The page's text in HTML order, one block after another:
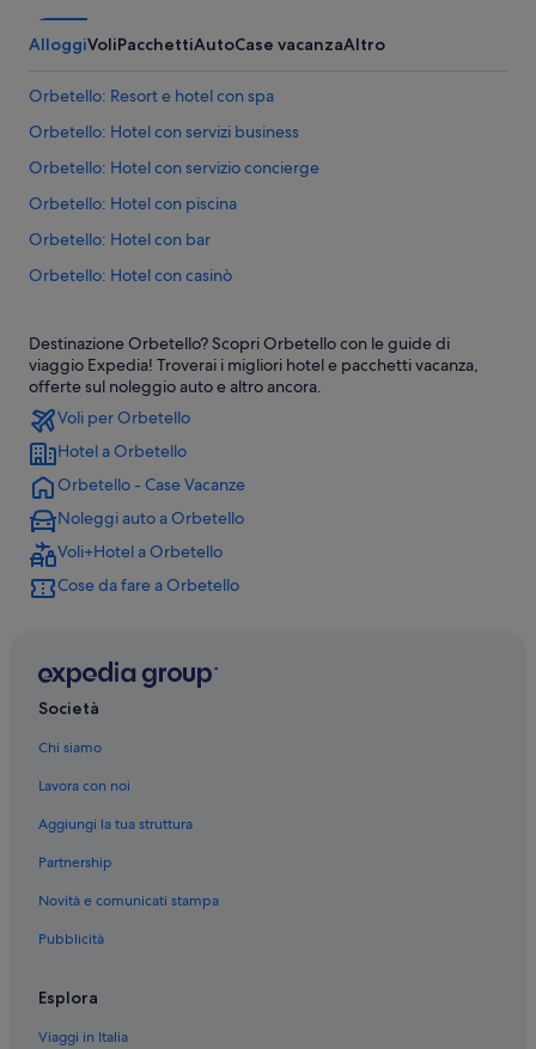
AlloggiVoliPacchettiAutoCase vacanzaAltro
Orbetello: Resort e hotel con spa
Orbetello: Hotel con servizi business
Orbetello: Hotel con servizio concierge
Orbetello: Hotel con piscina
Orbetello: Hotel con bar
Orbetello: Hotel con casinò
Orbetello: Hotel per chi ama l'avventura
Orbetello: Hotel di lusso
Orbetello: Hotel storici
Orbetello: Hotel con palestra
Orbetello: Hotel con Wi-Fi
Orbetello: Hotel per golfisti
Orbetello: Hotel con animali ammessi
Orbetello: Hotel economici
Orbetello: Hotel sulla spiaggia
Orbetello: Hotel per famiglie
Giannella: Hotel storici
Giannella: Hotel con animali ammessi
Stazione di Orbetello-Monte Argentario: Agriturismi
Orbetello: Complessi di appartamenti
Destinazione Orbetello? Scopri Orbetello con le guide di
viaggio Expedia! Troverai i migliori hotel e pacchetti vacanza,
offerte sul noleggio auto e altro ancora.
Voli per Orbetello
Hotel a Orbetello
Orbetello - Case Vacanze
Noleggi auto a Orbetello
Voli+Hotel a Orbetello
Cose da fare a Orbetello
Società
Chi siamo
Lavora con noi
Aggiungi la tua struttura
Partnership
Novità e comunicati stampa
Pubblicità
Esplora
Viaggi in Italia